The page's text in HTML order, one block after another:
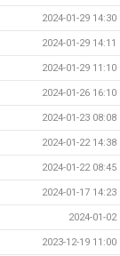
2024-01-29 14:30
2024-01-29 14:11
2024-01-29 11:10
2024-01-26 16:10
2024-01-23 08:08
2024-01-22 14:38
2024-01-22 08:45
2024-01-17 14:23
2024-01-02
2023-12-19 11:00